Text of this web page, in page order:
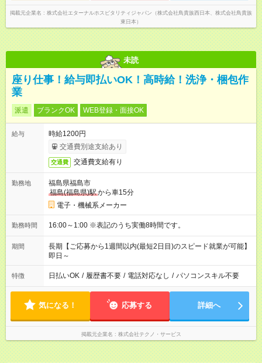
掲載元企業名
株式会社エターナルホスピタリティジャパン（株式会社鳥貴族西日本、株式会社鳥貴族
東日本）
未読
座り仕事！給与即払いOK！高時給！洗浄・梱包作
業
派遣 ブランクOK WEB登録・面接OK
給与
時給1200円
交通費別途支給あり
交通費 交通費支給有り
勤務地
福島県福島市
福島(福島県)駅から車15分
電子・機械系メーカー
勤務時間 16:00～1:00 ※表記のうち実働8時間です。
期間
長期【ご応募から1週間以内(最短2日目)のスピード就業が可能】
即日～
特徴 日払いOK / 履歴書不要 / 電話対応なし / パソコンスキル不要
気になる！ 応募する 詳細へ
掲載元企業名 株式会社テクノ・サービス